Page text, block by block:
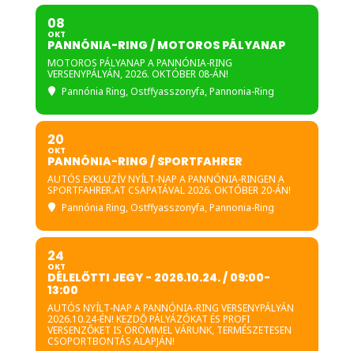
08
OKT
PANNÓNIA-RING / MOTOROS PÁLYANAP
MOTOROS PÁLYANAP A PANNÓNIA-RING
VERSENYPÁLYÁN, 2026. OKTÓBER 08-ÁN!
Pannónia Ring, Ostffyasszonyfa, Pannonia-Ring
20
OKT
PANNÓNIA-RING / SPORTFAHRER
AUTÓS EXKLUZÍV NYÍLT-NAP A PANNÓNIA-RINGEN A
SPORTFAHRER.AT CSAPATÁVAL 2026. OKTÓBER 20-ÁN!
Pannónia Ring, Ostffyasszonyfa, Pannonia-Ring
24
OKT
DÉLELŐTTI JEGY - 2026.10.24. / 09:00-
13:00
AUTÓS NYÍLT-NAP A PANNÓNIA-RING VERSENYPÁLYÁN
2026.10.24-ÉN! KEZDŐ PÁLYÁZÓKAT ÉS PROFI
VERSENZŐKET IS ÖRÖMMEL VÁRUNK, TERMÉSZETESEN
CSOPORTBONTÁS ALAPJÁN!